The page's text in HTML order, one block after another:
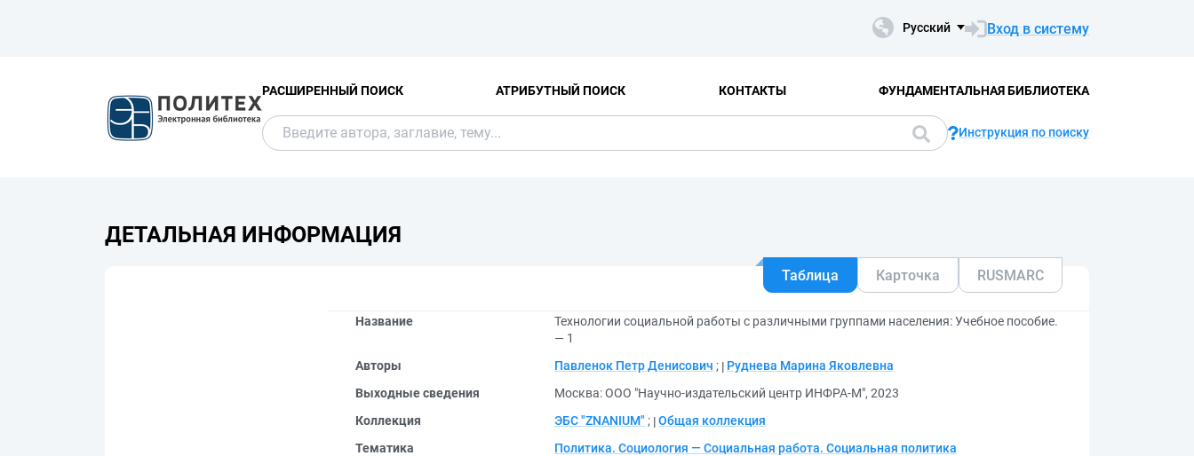
Русский Вход в систему
РАСШИРЕННЫЙ ПОИСК АТРИБУТНЫЙ ПОИСК КОНТАКТЫ ФУНДАМЕНТАЛЬНАЯ БИБЛИОТЕКА
Инструкция по поиску
ДЕТАЛЬНАЯ ИНФОРМАЦИЯ
Таблица Карточка RUSMARC
Название
Технологии социальной работы с различными группами населения: Учебное пособие.
— 1
Авторы
Павленок Петр Денисович ;
Руднева Марина Яковлевна
Выходные сведения
Москва: ООО "Научно-издательский центр ИНФРА-М", 2023
Коллекция
ЭБС "ZNANIUM" ; Общая коллекция
Тематика
Политика. Социология — Социальная работа. Социальная политика